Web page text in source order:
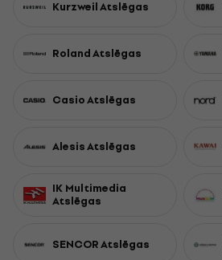
Kurzweil Atslēgas
Roland Atslēgas
Casio Atslēgas
Alesis Atslēgas
IK Multimedia
Atslēgas
SENCOR Atslēgas